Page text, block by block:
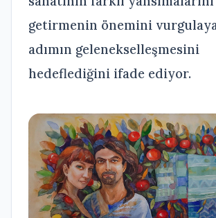
getirmenin önemini
adımın gelenekselleşmesini
hedeflediğini ifade ediyor.